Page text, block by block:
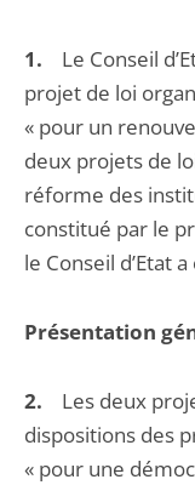
1.
Le Conseil
projet de loi
« pour un
deux projets de
réforme des
constitué par le
le Conseil d’Etat
Présentation
2. Les deux
dispositions des
« pour une